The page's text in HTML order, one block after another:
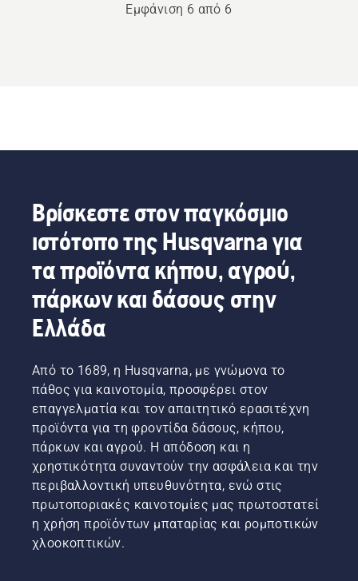
Εμφάνιση 6 από 6
Βρίσκεστε στον παγκόσμιο
ιστότοπο της Husqvarna για
τα προϊόντα κήπου, αγρού,
πάρκων και δάσους στην
Ελλάδα
Από το 1689, η Husqvarna, με γνώμονα το
πάθος για καινοτομία, προσφέρει στον
επαγγελματία και τον απαιτητικό ερασιτέχνη
προϊόντα για τη φροντίδα δάσους, κήπου,
πάρκων και αγρού. Η απόδοση και η
χρηστικότητα συναντούν την ασφάλεια και την
περιβαλλοντική υπευθυνότητα, ενώ στις
πρωτοποριακές καινοτομίες μας πρωτοστατεί
η χρήση προϊόντων μπαταρίας και ρομποτικών
χλοοκοπτικών.